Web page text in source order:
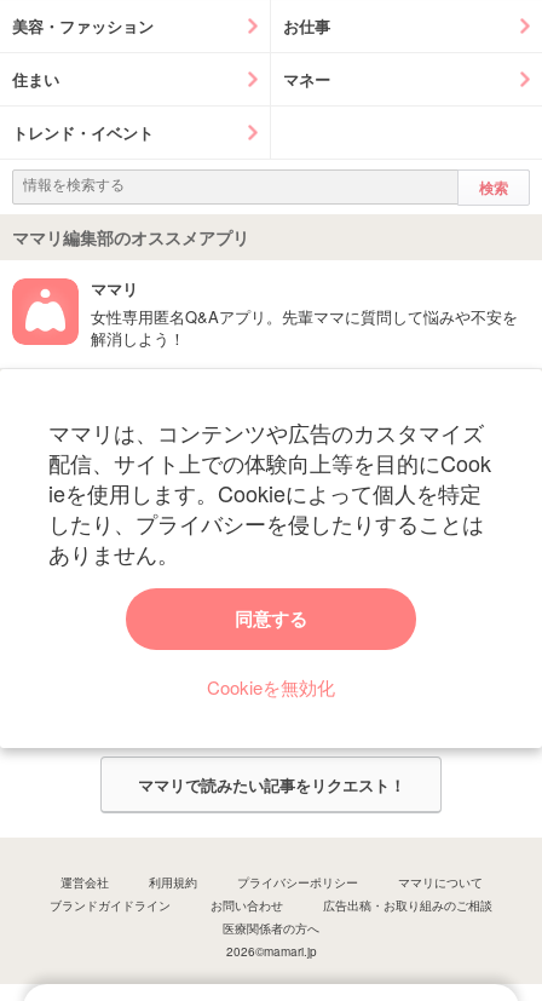
美容・ファッション お仕事
住まい マネー
トレンド・イベント
ママリ編集部のオススメアプリ
ママリ
女性専用匿名Q&Aアプリ。先輩ママに質問して悩みや不安を
解消しよう！
ママリは、コンテンツや広告のカスタマイズ
配信、サイト上での体験向上等を目的にCook
ieを使用します。Cookieによって個人を特定
したり、プライバシーを侵したりすることは
ありません。
同意する
Cookieを無効化
妊娠〜子育て中のお役立ち情報を配信中
ママリからのお知らせ
今ママリで読みたい記事は何ですか？
ママリ編集部がみなさんのご意見をもとに記事を作成させていただきま
ママリで読みたい記事をリクエスト！
運営会社 利用規約 プライバシーポリシー
ママリについて
ブランドガイドライン
お問い合わせ
広告出稿・お取り組みのご相談
医療関係者の方へ
2026©mamari.jp